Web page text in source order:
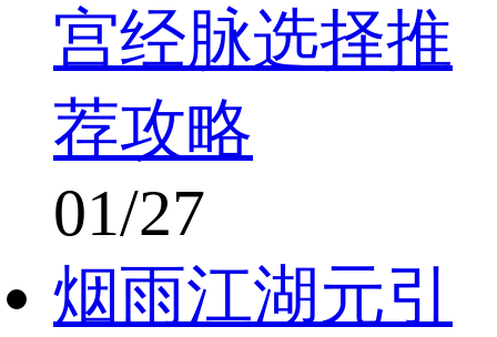
宫经脉选择推
荐攻略
01/27
烟雨江湖元引